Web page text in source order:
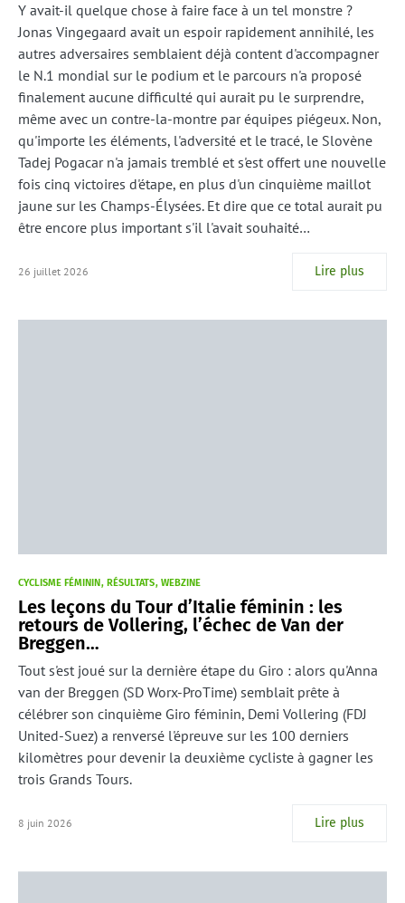
Y avait-il quelque chose à faire face à un tel monstre ?
Jonas Vingegaard avait un espoir rapidement annihilé, les
autres adversaires semblaient déjà content d'accompagner
le N.1 mondial sur le podium et le parcours n'a proposé
finalement aucune difficulté qui aurait pu le surprendre,
même avec un contre-la-montre par équipes piégeux. Non,
qu'importe les éléments, l'adversité et le tracé, le Slovène
Tadej Pogacar n'a jamais tremblé et s'est offert une nouvelle
fois cinq victoires d'étape, en plus d'un cinquième maillot
jaune sur les Champs-Élysées. Et dire que ce total aurait pu
être encore plus important s'il l'avait souhaité…
26 juillet 2026 Lire plus
CYCLISME FÉMININ RÉSULTATS WEBZINE
Les leçons du Tour d’Italie féminin : les
retours de Vollering, l’échec de Van der
Breggen…
Tout s'est joué sur la dernière étape du Giro : alors qu'Anna
van der Breggen (SD Worx-ProTime) semblait prête à
célébrer son cinquième Giro féminin, Demi Vollering (FDJ
United-Suez) a renversé l'épreuve sur les 100 derniers
kilomètres pour devenir la deuxième cycliste à gagner les
trois Grands Tours.
8 juin 2026 Lire plus